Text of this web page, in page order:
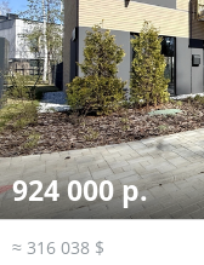
924 000 р.
≈ 316 038 $